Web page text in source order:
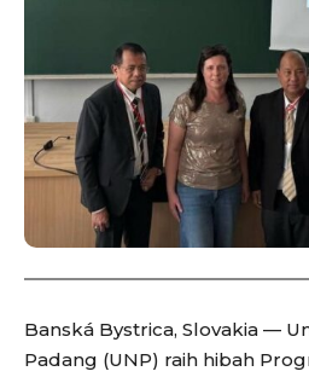
Banská Bystrica, Slovakia —
Padang (UNP) raih hibah